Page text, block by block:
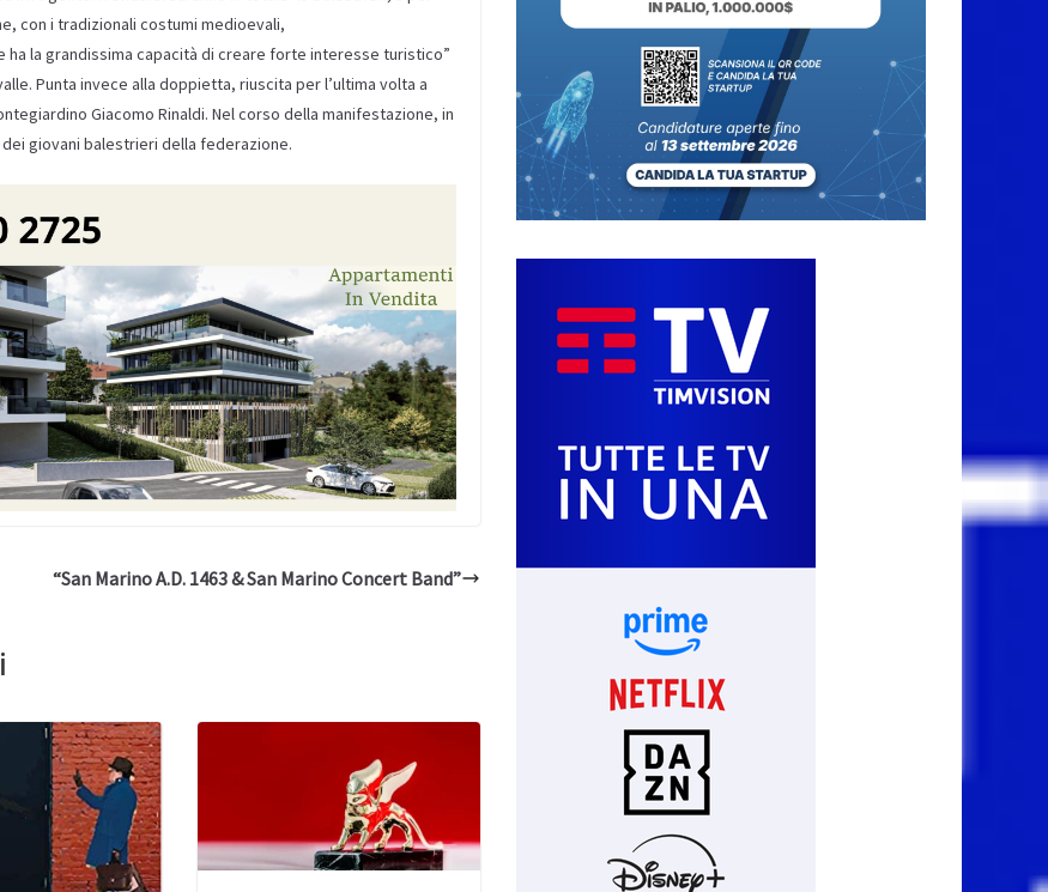
con i tradizionali costumi medioevali,
la grandissima capacità di creare forte interesse turistico”
Punta invece alla doppietta, riuscita per l’ultima volta a
Giacomo Rinaldi. Nel corso della manifestazione, in
dei giovani balestrieri della federazione.
“San Marino A.D. 1463 & San Marino Concert Band”